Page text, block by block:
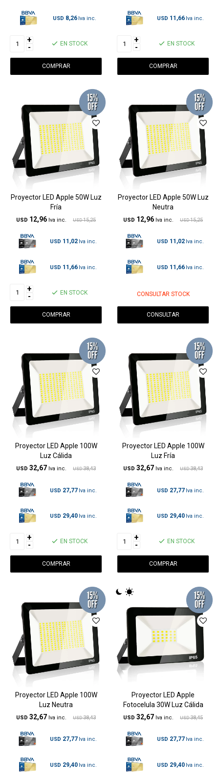
USD 8,26
+
- EN STOCK
USD 11,66
+
- EN STOCK
Proyector LED Apple 50W Luz
Fría
USD 12,96 USD 15,25
USD 11,02
USD 11,66
+
- EN STOCK
Proyector LED Apple 50W Luz
Neutra
USD 12,96 USD 15,25
USD 11,02
USD 11,66
CONSULTAR STOCK
CONSULTAR
Proyector LED Apple 100W
Luz Cálida
USD 32,67 USD 38,43
USD 27,77
USD 29,40
+
- EN STOCK
Proyector LED Apple 100W
Luz Fría
USD 32,67 USD 38,43
USD 27,77
USD 29,40
+
- EN STOCK
Proyector LED Apple 100W
Luz Neutra
USD 32,67 USD 38,43
USD 27,77
USD 29,40
Proyector LED Apple
Fotocelula 30W Luz Cálida
USD 32,67 USD 38,45
USD 27,77
USD 29,40